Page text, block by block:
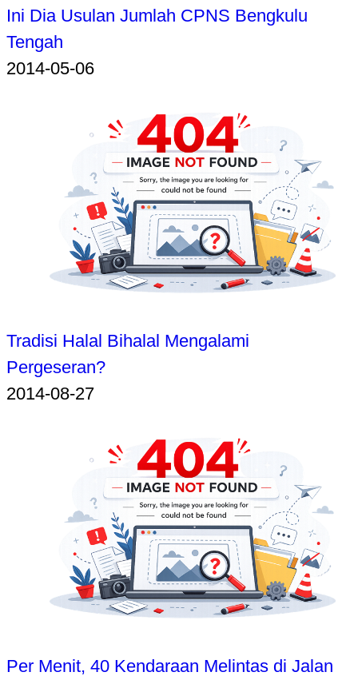
Ini Dia Usulan Jumlah CPNS Bengkulu
Tengah
2014-05-06
Tradisi Halal Bihalal Mengalami
Pergeseran?
2014-08-27
Per Menit, 40 Kendaraan Melintas di Jalan